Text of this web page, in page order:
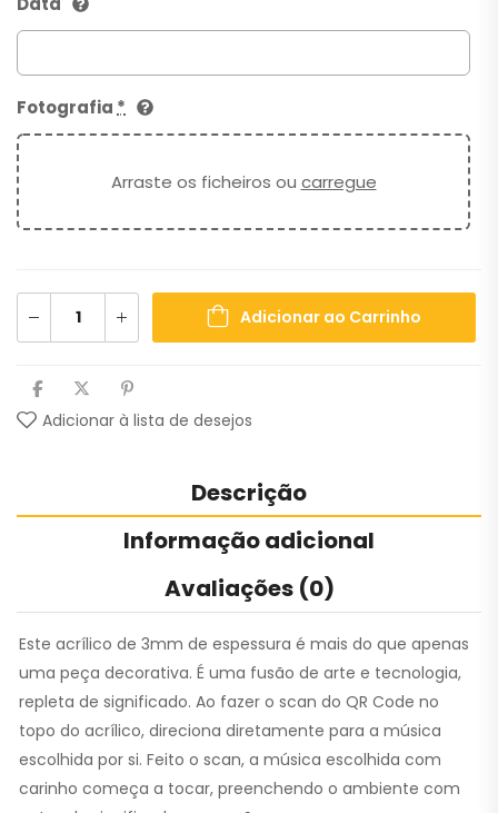
Fotografia *
Arraste os ficheiros ou carregue
Adicionar ao Carrinho
Adicionar à lista de desejos
Descrição
Informação adicional
Avaliações (0)
Este acrílico de 3mm de espessura é mais do que apenas
uma peça decorativa. É uma fusão de arte e tecnologia,
repleta de significado. Ao fazer o scan do QR Code no
topo do acrílico, direciona diretamente para a música
escolhida por si. Feito o scan, a música escolhida com
carinho começa a tocar, preenchendo o ambiente com